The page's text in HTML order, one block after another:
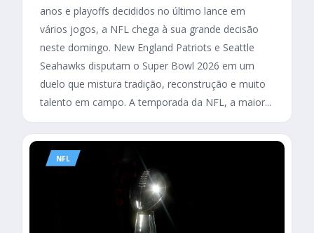
anos e playoffs decididos no último lance em
vários jogos, a NFL chega à sua grande decisão
neste domingo. New England Patriots e Seattle
Seahawks disputam o Super Bowl 2026 em um
duelo que mistura tradição, reconstrução e muito
talento em campo. A temporada da NFL, a maior...
NFL